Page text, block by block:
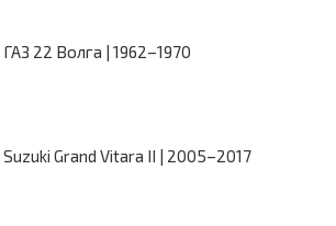
ГАЗ 22 Волга | 1962–1970
Suzuki Grand Vitara II | 2005–2017